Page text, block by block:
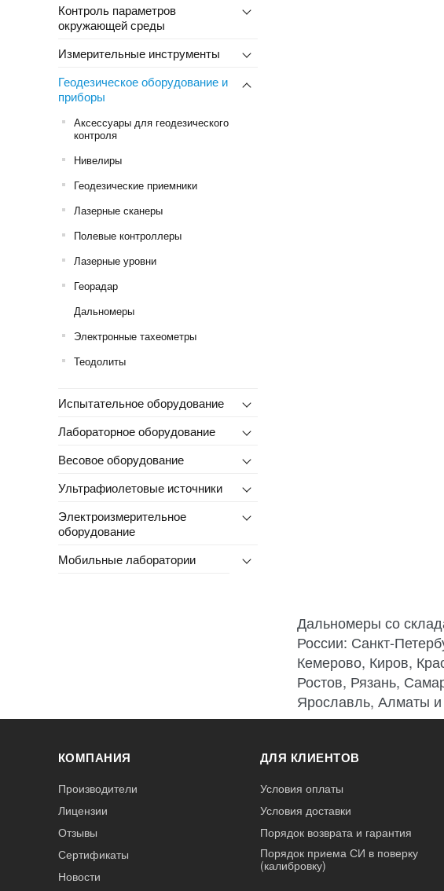
Контроль параметров
окружающей среды
Измерительные инструменты
Геодезическое оборудование и
приборы
Аксессуары для геодезического
контроля
Нивелиры
Геодезические приемники
Лазерные сканеры
Полевые контроллеры
Лазерные уровни
Георадар
Дальномеры
Электронные тахеометры
Теодолиты
Испытательное оборудование
Лабораторное оборудование
Весовое оборудование
Ультрафиолетовые источники
Электроизмерительное
оборудование
Мобильные лаборатории
Дальномеры со
России: Санкт-
Кемерово, Киров,
Ростов, Рязань,
Ярославль, Алматы и
КОМПАНИЯ
Производители
Лицензии
Отзывы
Сертификаты
Новости
ДЛЯ КЛИЕНТОВ
Условия оплаты
Условия доставки
Порядок возврата и гарантия
Порядок приема СИ в поверку
(калибровку)